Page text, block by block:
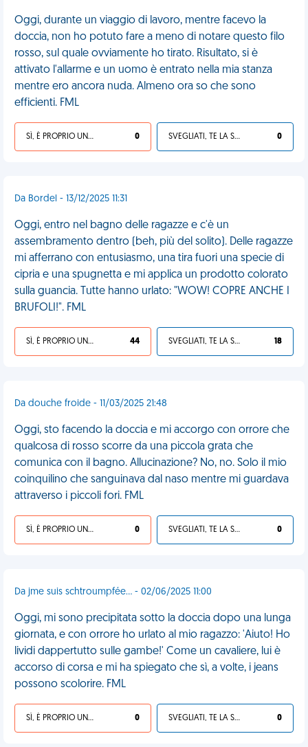
Oggi, durante un viaggio di lavoro, mentre facevo la
doccia, non ho potuto fare a meno di notare questo filo
rosso, sul quale ovviamente ho tirato. Risultato, si è
attivato l'allarme e un uomo è entrato nella mia stanza
mentre ero ancora nuda. Almeno ora so che sono
efficienti. FML
SÌ, È PROPRIO UNA VDM! 0 SVEGLIATI, TE LA SEI CERCATA! 0
Da Bordel - 13/12/2025 11:31
Oggi, entro nel bagno delle ragazze e c'è un
assembramento dentro (beh, più del solito). Delle ragazze
mi afferrano con entusiasmo, una tira fuori una specie di
cipria e una spugnetta e mi applica un prodotto colorato
sulla guancia. Tutte hanno urlato: "WOW! COPRE ANCHE I
BRUFOLI!". FML
SÌ, È PROPRIO UNA VDM! 44 SVEGLIATI, TE LA SEI CERCATA! 18
Da douche froide - 11/03/2025 21:48
Oggi, sto facendo la doccia e mi accorgo con orrore che
qualcosa di rosso scorre da una piccola grata che
comunica con il bagno. Allucinazione? No, no. Solo il mio
coinquilino che sanguinava dal naso mentre mi guardava
attraverso i piccoli fori. FML
SÌ, È PROPRIO UNA VDM! 0 SVEGLIATI, TE LA SEI CERCATA! 0
Da jme suis schtroumpfée... - 02/06/2025 11:00
Oggi, mi sono precipitata sotto la doccia dopo una lunga
giornata, e con orrore ho urlato al mio ragazzo: 'Aiuto! Ho
lividi dappertutto sulle gambe!' Come un cavaliere, lui è
accorso di corsa e mi ha spiegato che sì, a volte, i jeans
possono scolorire. FML
SÌ, È PROPRIO UNA VDM! 0 SVEGLIATI, TE LA SEI CERCATA! 0